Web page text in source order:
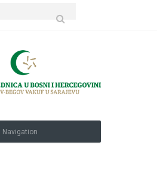
Navigation